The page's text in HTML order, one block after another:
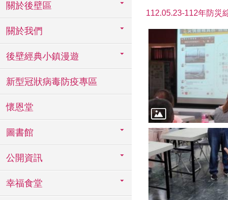
關於後壁區
關於我們
後壁經典小鎮漫遊
新型冠狀病毒防疫專區
懷恩堂
圖書館
公開資訊
幸福食堂
112.05.23-112年防災